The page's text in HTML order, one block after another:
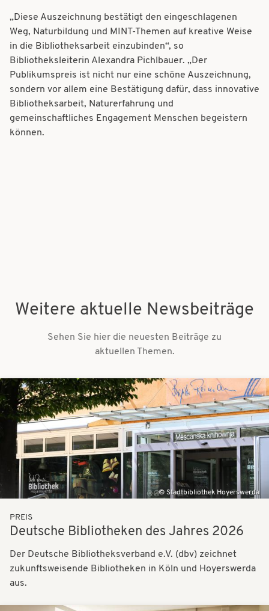
„Diese Auszeichnung bestätigt den eingeschlagenen
Weg, Naturbildung und MINT-Themen auf kreative Weise
in die Bibliotheksarbeit einzubinden“, so
Bibliotheksleiterin Alexandra Pichlbauer. „Der
Publikumspreis ist nicht nur eine schöne Auszeichnung,
sondern vor allem eine Bestätigung dafür, dass innovative
Bibliotheksarbeit, Naturerfahrung und
gemeinschaftliches Engagement Menschen begeistern
können.
Weitere aktuelle Newsbeiträge
Sehen Sie hier die neuesten Beiträge zu
aktuellen Themen.
Bilder
Stadtbibliothek Hoyerswerda
PREIS
Deutsche Bibliotheken des Jahres 2026
Der Deutsche Bibliotheksverband e.V. (dbv) zeichnet
zukunftsweisende Bibliotheken in Köln und Hoyerswerda
aus.